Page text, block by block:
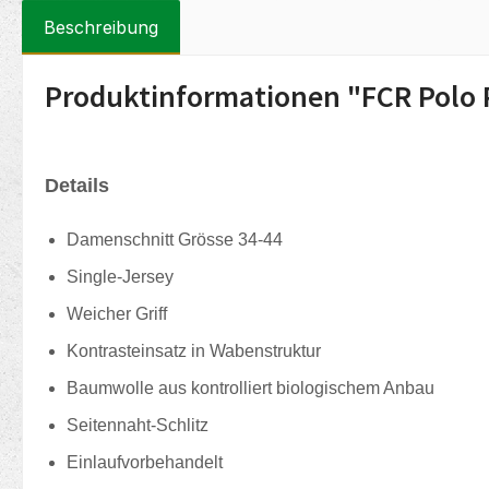
Beschreibung
Produktinformationen "FCR Polo
Details
Damenschnitt Grösse 34-44
Single-Jersey
Weicher Griff
Kontrasteinsatz in Wabenstruktur
Baumwolle aus kontrolliert biologischem Anbau
Seitennaht-Schlitz
Einlaufvorbehandelt